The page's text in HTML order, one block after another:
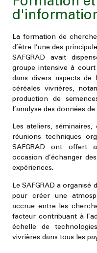
La formation de
d’être l’une des
SAFGRAD avait
groupe intensive à
dans divers aspects de
céréales vivrières,
production de
l’analyse des données
Les ateliers,
réunions techniques
SAFGRAD ont offert
occasion d’échanger
expériences.
Le SAFGRAD a
pour créer une
accrue entre les
facteur contribuant à
échelle de
vivrières dans tous les